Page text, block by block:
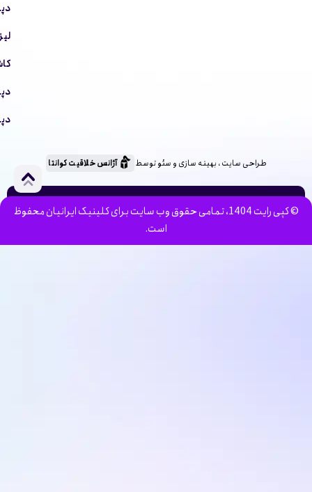
طراحی سایت ، بهینه سازی و سئو توسط آژانس خلاقیت کوانتا
© کپی رایت 1404، تمامی حقوق وب سایت برای کلینیک ایرانیان محفوظ
است.